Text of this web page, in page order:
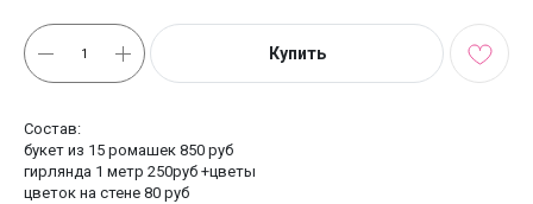
Купить
Состав:
букет из 15 ромашек 850 руб
гирлянда 1 метр 250руб +цветы
цветок на стене 80 руб